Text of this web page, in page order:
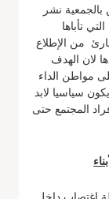
بالجمعية نشر
تأباها
من الإطلاع
لان الهدف
مواطن الداء
سياسيا لابد
المجتمع حتى